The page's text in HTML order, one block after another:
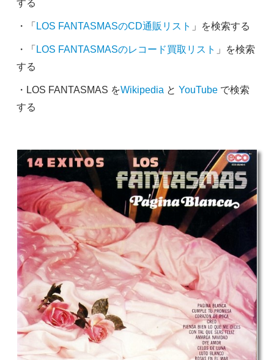
する
・「 LOS FANTASMASのCD通販リスト 」を検索する
・「 LOS FANTASMASのレコード買取リスト 」を検索
する
・LOS FANTASMAS をWikipedia と YouTubeで検索
する